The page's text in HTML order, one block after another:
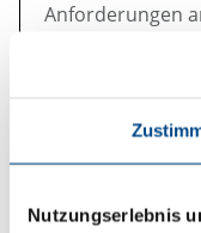
Nutzungserlebnis
Anforderungen
In-vitro- / In-vivo-